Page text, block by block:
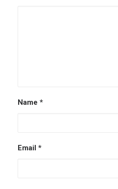
Name *
Email *